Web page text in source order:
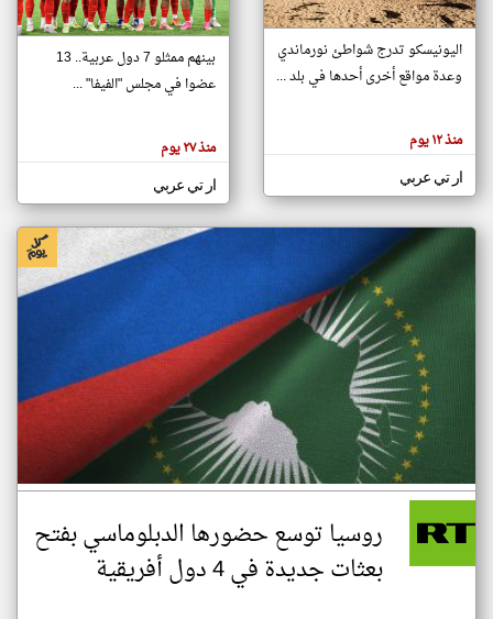
تغيير الدولة
اخبار جزر القمر على مدار الساعة
أهم اخبار جزر القمر العاجلة والمباشرة
هنا عن
وجهة
كاتبيها.
اليونيسكو تدرج شواطئ نورماندي
وعدة مواقع أخرى أحدها في بلد ...
منذ ١٢ يوم
ار تي عربي
بينهم ممثلو 7 دول عربية.. 13
عضوا في مجلس "الفيفا" ...
منذ ٢٧ يوم
ار تي عربي
روسيا توسع حضورها الدبلوماسي بفتح
بعثات جديدة في 4 دول أفريقية
klyoum.com